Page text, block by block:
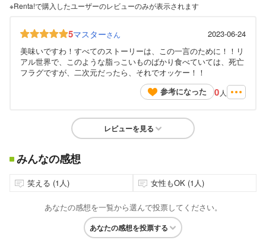
※Renta!で購入したユーザーのレビューのみが表示されます
5マスターさん
2023-06-24
美味いですわ！すべてのストーリーは、この一言のために！！リ
アル世界で、このような脂っこいものばかり食べていては、死亡
フラグですが、二次元だったら、それでオッケー！！
参考になった
0 人
レビューを見る
みんなの感想
笑える (1人) 女性もOK (1人)
あなたの感想を一覧から選んで投票してください。
あなたの感想を投票する